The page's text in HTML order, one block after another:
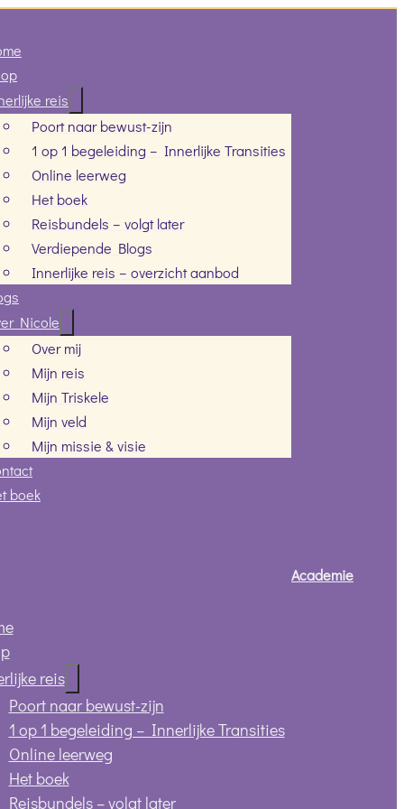
reis
Poort naar bewust-zijn
1 op 1 begeleiding – Innerlijke Transities
Online leerweg
Het boek
Reisbundels – volgt later
Verdiepende Blogs
Innerlijke reis – overzicht aanbod
Nicole
Over mij
Mijn reis
Mijn Triskele
Mijn veld
Mijn missie & visie
boek
reis
Poort naar bewust-zijn
1 op 1 begeleiding – Innerlijke Transities
Online leerweg
Het boek
Reisbundels – volgt later
Academie